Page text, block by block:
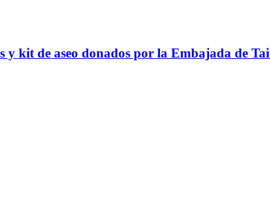
y kit de aseo donados por la Embajada de